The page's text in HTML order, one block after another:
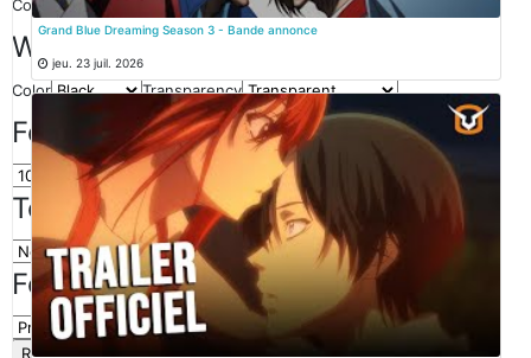
Color Transparency
Window
Transparency
Font Size
Text Edge Style
Font Family
Grand Blue Dreaming Season 3 - Bande annonce
jeu. 23 juil. 2026